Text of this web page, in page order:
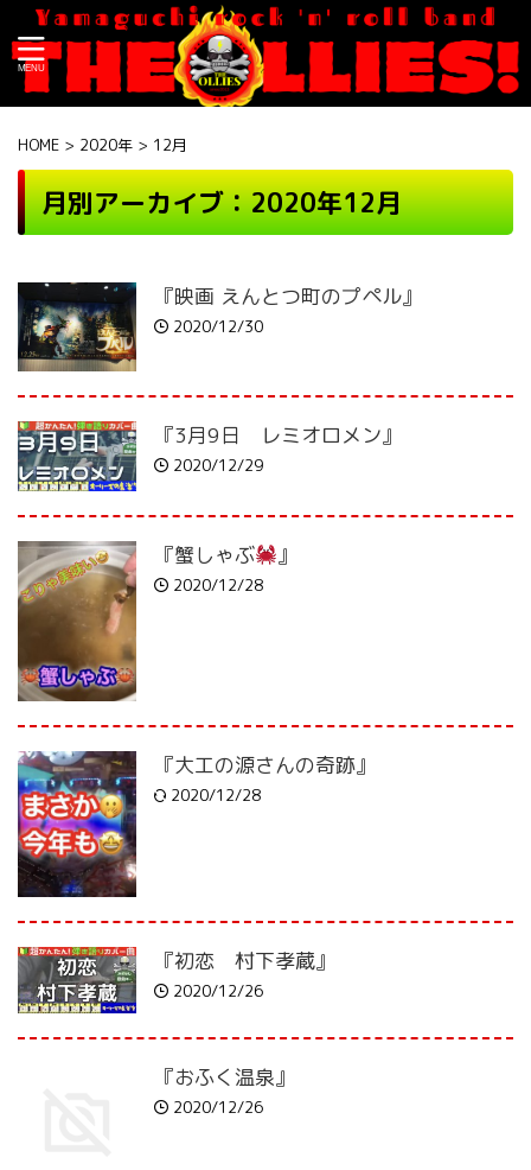
HOME > 2020年 > 12月
月別アーカイブ：2020年12月
『映画 えんとつ町のプペル』
2020/12/30
『3月9日 レミオロメン』
2020/12/29
『蟹しゃぶ 』
2020/12/28
『大工の源さんの奇跡』
2020/12/28
『初恋 村下孝蔵』
2020/12/26
『おふく温泉』
2020/12/26